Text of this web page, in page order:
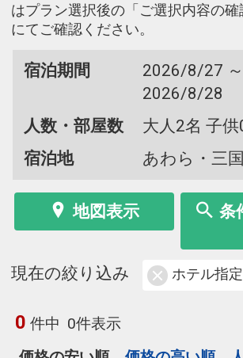
はプラン選択後の「ご選択内容の
にてご確認ください。
宿泊期間
2026/8/27 ～
2026/8/28
人数・部屋数
大人2名 子
宿泊地
あわら・三国
地図表示
条
現在の絞り込み ホテル指定
0 件中 0件表示